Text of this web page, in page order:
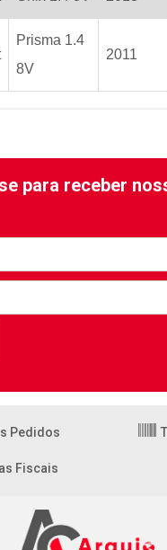
Prisma 1.4
8V
2011
para receber
Pedidos
Fiscais